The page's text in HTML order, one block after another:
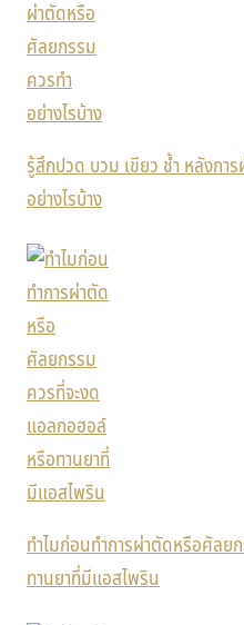
รู้สึกปวด บวม เขียว ช้ำ หลังกา
อย่างไรบ้าง
ทำไมก่อนทำการผ่าตัดหรือศัล
ทานยาที่มีแอสไพริน